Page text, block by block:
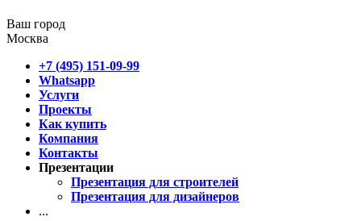
Ваш город
Москва
+7 (495) 151-09-99
Whatsapp
Услуги
Проекты
Как купить
Компания
Контакты
Презентации
Презентация для строителей
Презентация для дизайнеров
...